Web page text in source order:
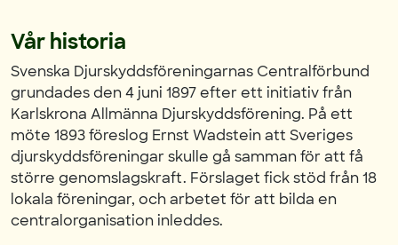
Vår historia
Svenska Djurskyddsföreningarnas Centralförbund
grundades den 4 juni 1897 efter ett initiativ från
Karlskrona Allmänna Djurskyddsförening. På ett
möte 1893 föreslog Ernst Wadstein att Sveriges
djurskyddsföreningar skulle gå samman för att få
större genomslagskraft. Förslaget fick stöd från 18
lokala föreningar, och arbetet för att bilda en
centralorganisation inleddes.